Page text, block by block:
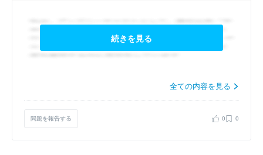
続きを見る
全ての内容を見る
問題を報告する 0 0